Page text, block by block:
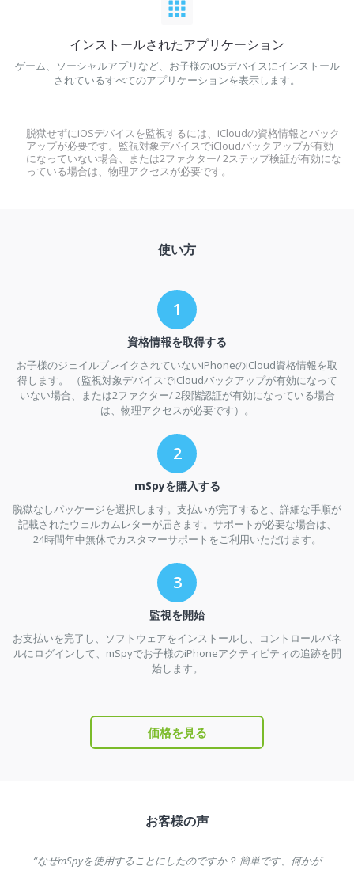
インストールされたアプリケーション
ゲーム、ソーシャルアプリなど、お子様のiOSデバイスにインストール
されているすべてのアプリケーションを表示します。
脱獄せずにiOSデバイスを監視するには、iCloudの資格情報とバック
アップが必要です。監視対象デバイスでiCloudバックアップが有効
になっていない場合、または2ファクター/ 2ステップ検証が有効にな
っている場合は、物理アクセスが必要です。
使い方
資格情報を取得する
お子様のジェイルブレイクされていないiPhoneのiCloud資格情報を取
得します。 （監視対象デバイスでiCloudバックアップが有効になって
いない場合、または2ファクター/ 2段階認証が有効になっている場合
は、物理アクセスが必要です）。
mSpyを購入する
脱獄なしパッケージを選択します。支払いが完了すると、詳細な手順が
記載されたウェルカムレターが届きます。サポートが必要な場合は、
24時間年中無休でカスタマーサポートをご利用いただけます。
監視を開始
お支払いを完了し、ソフトウェアをインストールし、コントロールパネ
ルにログインして、mSpyでお子様のiPhoneアクティビティの追跡を開
始します。
価格を見る
お客様の声
“なぜmSpyを使用することにしたのですか？ 簡単です、何かが